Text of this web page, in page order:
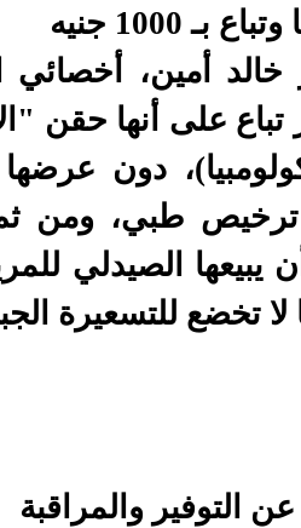
1000 جنيه
أمين، أخصائي
على أنها حقن
دون
لا تخضع للتسعيرة
التوفير والمراقبة